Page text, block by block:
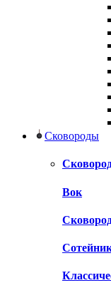
Сковороды
Вок